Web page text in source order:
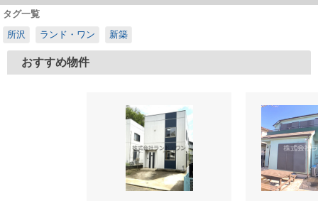
タグ一覧
所沢
ランド・ワン 新築
おすすめ物件